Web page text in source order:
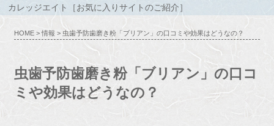
カレッジエイト［お気に入りサイトのご紹介］
HOME >情報 > 虫歯予防歯磨き粉「ブリアン」の口コミや効果はどうなの？
虫歯予防歯磨き粉「ブリアン」の口コ
ミや効果はどうなの？